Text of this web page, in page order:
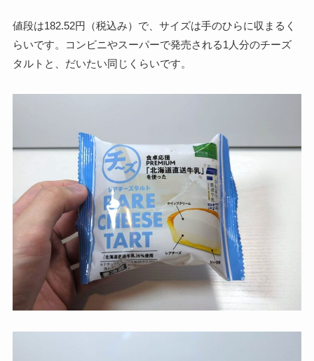
値段は182.52円（税込み）で、サイズは手のひらに収まるく
らいです。コンビニやスーパーで発売される1人分のチーズ
タルトと、だいたい同じくらいです。